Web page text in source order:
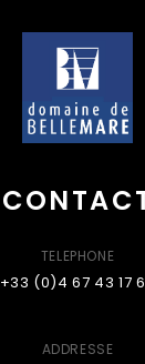
TELEPHONE
+33 (0)4 67 43 17
ADDRESSE